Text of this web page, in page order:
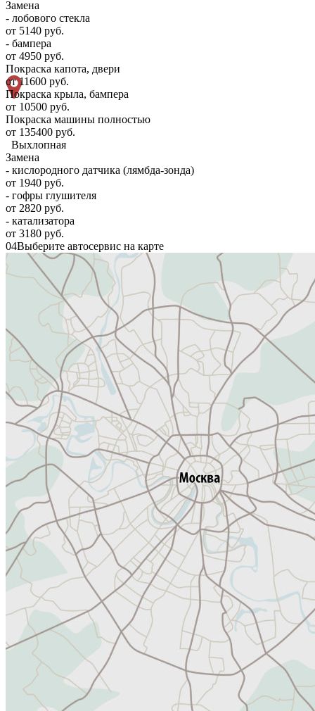
Замена
- лобового стекла
от 5140 руб.
- бампера
от 4950 руб.
Покраска капота, двери
от 11600 руб.
Покраска крыла, бампера
от 10500 руб.
Покраска машины полностью
от 135400 руб.
Выхлопная
Замена
- кислородного датчика (лямбда-зонда)
от 1940 руб.
- гофры глушителя
от 2820 руб.
- катализатора
от 3180 руб.
04Выберите автосервис на карте